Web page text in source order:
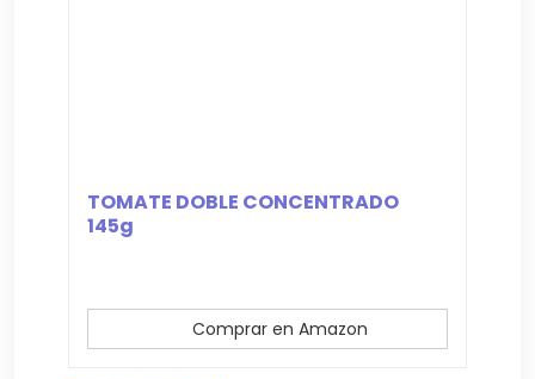
TOMATE DOBLE CONCENTRADO
145g
Comprar en Amazon